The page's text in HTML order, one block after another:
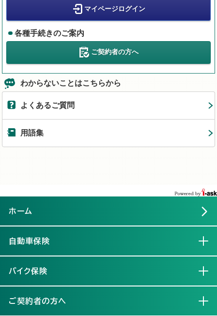
マイページログイン
各種手続きのご案内
ご契約者の方へ
わからないことはこちらから
よくあるご質問
用語集
ホーム
自動車保険
バイク保険
ご契約者の方へ